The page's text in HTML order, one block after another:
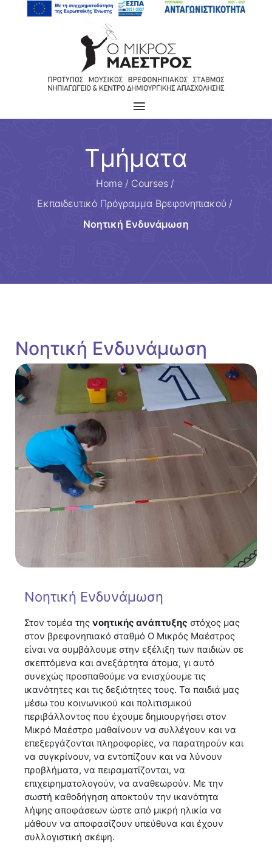
Τμήματα
Home / Courses /
Εκπαιδευτικό Πρόγραμμα Βρεφονηπιακού /
Νοητική Ενδυνάμωση
Νοητική Ενδυνάμωση
Νοητική Ενδυνάμωση
Στον τομέα της νοητικής ανάπτυξης στόχος μας
στον βρεφονηπιακό σταθμό Ο Μικρός Μαέστρος
είναι να συμβάλουμε στην εξέλιξη των παιδιών σε
σκεπτόμενα και ανεξάρτητα άτομα, γι αυτό
συνεχώς προσπαθούμε να ενισχύουμε τις
ικανότητες και τις δεξιότητες τους. Τα παιδιά μας
μέσω του κοινωνικού και πολιτισμικού
περιβάλλοντος που έχουμε δημιουργήσει στον
Μικρό Μαέστρο μαθαίνουν να συλλέγουν και να
επεξεργάζονται πληροφορίες, να παρατηρούν και
να συγκρίνουν, να εντοπίζουν και να λύνουν
προβλήματα, να πειραματίζονται, να
επιχειρηματολογούν, να αναθεωρούν. Με την
σωστή καθοδήγηση αποκτούν την ικανότητα
λήψης αποφάσεων ώστε από μικρή ηλικία να
μάθουν να αποφασίζουν υπεύθυνα και έχουν
συλλογιστική σκέψη.